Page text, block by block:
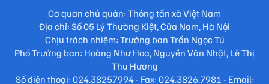
Cơ quan chủ quản: Thông tấn xã Việt Nam
Địa chỉ: Số 05 Lý Thường Kiệt, Cửa Nam, Hà Nội
Chịu trách nhiệm: Trưởng ban Trần Ngọc Tú
Phó Trưởng ban: Hoàng Như Hoa, Nguyễn Văn Nhật, Lê Thị
Thu Hương
Số điện thoại: 024.38257994 - Fax: 024.3826.7981 - Email: